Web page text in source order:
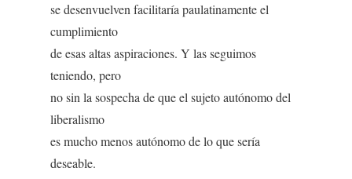
se desenvuelven facilitaría paulatinamente el
cumplimiento
de esas altas aspiraciones. Y las seguimos
teniendo, pero
no sin la sospecha de que el sujeto autónomo del
liberalismo
es mucho menos autónomo de lo que sería
deseable.